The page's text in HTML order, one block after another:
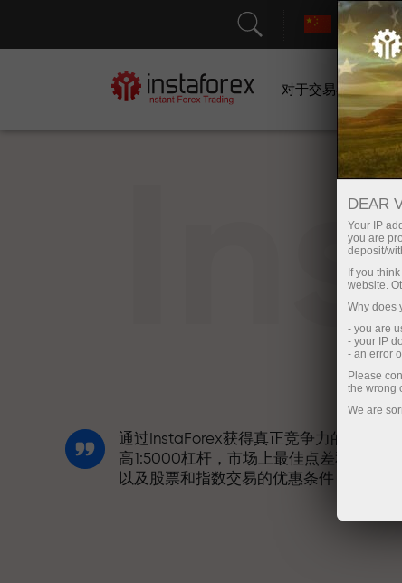
对于交易者
通过InstaForex获得真正竞争力的机会：
高1:5000杠杆，市场上最佳点差和手续费
以及股票和指数交易的优惠条件
DEAR
Your IP
you are
deposit/
If you
website.
Why does
- you are
- your IP
- an error
Please
the wrong
We are